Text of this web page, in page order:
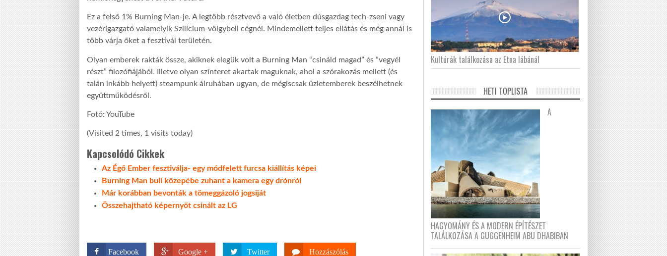
Ez a felső 1% Burning Man-je. A legtöbb résztvevő a való életben dúsgazdag tech-zseni vagy
vezérigazgató valamelyik Szilícium-völgybeli cégnél. Mindemellett teljes ellátás és még annál is
több várja őket a fesztivál területén.
Olyan emberek rakták össze, akiknek elegük volt a Burning Man “csináld magad” és “vegyél
részt” filozófiájából. Illetve olyan színteret akartak maguknak, ahol a szórakozás mellett (és
talán inkább helyett) steampunk álruhában ugyan, de mégiscsak üzletemberek beszélhetnek
együttműködésről.
Fotó: YouTube
(Visited 2 times, 1 visits today)
Kapcsolódó Cikkek
Az Égő Ember fesztiválja- egy módfelett furcsa kiállítás képei
Burning Man buli közepébe zuhant a kamera egy drónról
Már korábban bevonták a tömeggázoló jogsiját
Összehajtható képernyőt csinált az LG
Facebook Google + Twitter Hozzászólás
Kultúrák találkozása az Etna lábánál
HETI TOPLISTA
A
HAGYOMÁNY ÉS A MODERN ÉPÍTÉSZET
TALÁLKOZÁSA A GUGGENHEIM ABU DHABIBAN